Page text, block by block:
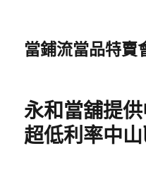
當鋪流當品特賣
永和當舖提
超低利率中